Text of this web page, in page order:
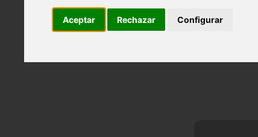
Aceptar Rechazar Configurar